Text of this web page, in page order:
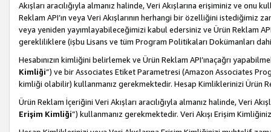
Akışları aracılığıyla almanız halinde, Veri Akışlarına erişiminiz ve onu
Reklam API’ın veya Veri Akışlarının herhangi bir özelliğini
veya yeniden yayımlayabileceğimizi kabul edersiniz ve Ürün Reklam
gerekliliklere (işbu Lisans ve tüm Program Politikaları Dokümanları
Hesabınızın kimliğini belirlemek ve Ürün Reklam API’ınaçağrı
Kimliği”) ve bir Associates Etiket Parametresi (Amazon Associates
kimliği olabilir) kullanmanız gerekmektedir. Hesap Kimliklerinizi Ürün
Ürün Reklam İçeriğini Veri Akışları aracılığıyla almanız halinde, Veri
Erişim Kimliği”) kullanmanız gerekmektedir. Veri Akışı Erişim